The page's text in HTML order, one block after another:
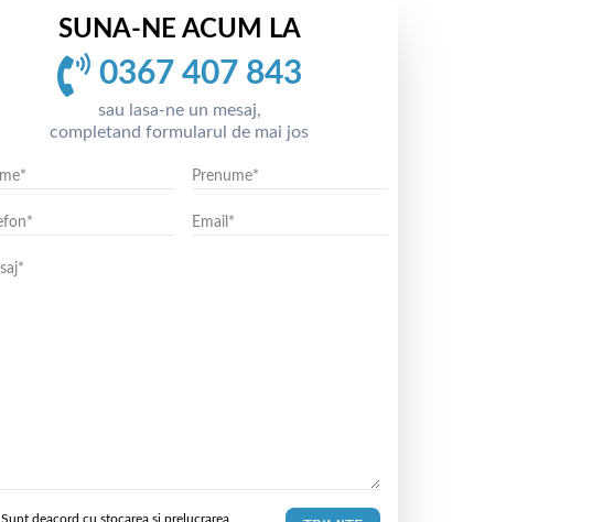
SUNA-NE ACUM LA
0367 407 843
sau lasa-ne un mesaj,
completand formularul de mai jos
Sunt deacord cu stocarea si prelucrarea